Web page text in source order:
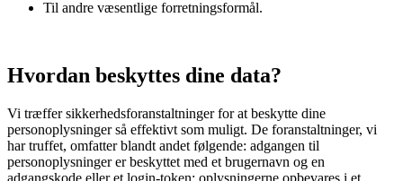
Til andre væsentlige forretningsformål.
Hvordan beskyttes dine data?
Vi træffer sikkerhedsforanstaltninger for at beskytte dine
personoplysninger så effektivt som muligt. De foranstaltninger, vi
har truffet, omfatter blandt andet følgende: adgangen til
personoplysninger er beskyttet med et brugernavn og en